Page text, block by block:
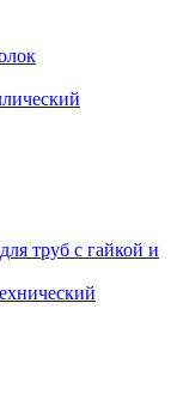
труб с гайкой и